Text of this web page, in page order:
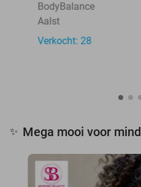
BodyBalance
Aalst
Verkocht: 28
✨ Mega mooi voor